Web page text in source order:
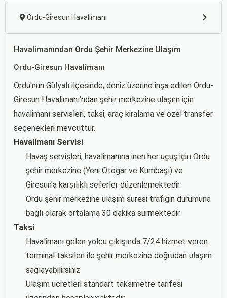
Ordu-Giresun Havalimanı
Havalimanından Ordu Şehir Merkezine Ulaşım
Ordu-Giresun Havalimanı
Ordu'nun Gülyalı ilçesinde, deniz üzerine inşa edilen Ordu-
Giresun Havalimanı'ndan şehir merkezine ulaşım için
havalimanı servisleri, taksi, araç kiralama ve özel transfer
seçenekleri mevcuttur.
Havalimanı Servisi
Havaş servisleri, havalimanına inen her uçuş için Ordu
şehir merkezine (Yeni Otogar ve Kumbaşı) ve
Giresun'a karşılıklı seferler düzenlemektedir.
Ordu şehir merkezine ulaşım süresi trafiğin durumuna
bağlı olarak ortalama 30 dakika sürmektedir.
Taksi
Havalimanı gelen yolcu çıkışında 7/24 hizmet veren
terminal taksileri ile şehir merkezine doğrudan ulaşım
sağlayabilirsiniz.
Ulaşım ücretleri standart taksimetre tarifesi